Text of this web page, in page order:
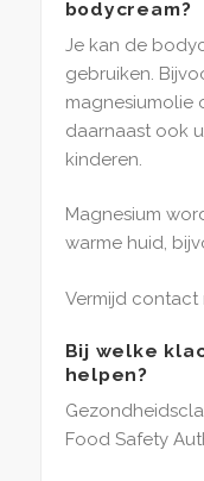
bodycream?
Je kan de
gebruiken.
magnesiumolie
daarnaast ook
kinderen.
Magnesium
warme huid,
Vermijd contact
Bij welke
helpen?
Food Safety